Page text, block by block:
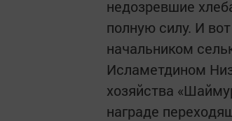
недозревшие
полную силу. И
начальником
Исламетдином
хозяйства
награде